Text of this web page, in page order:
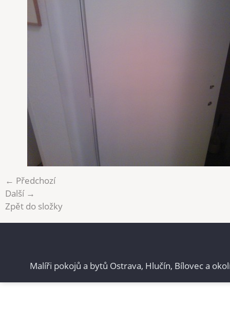
← Předchozí
Další →
Zpět do složky
Malíři pokojů a bytů Ostrava, Hlučín, Bílovec a